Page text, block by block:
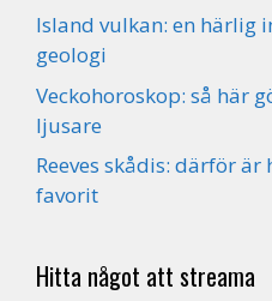
Island vulkan: en härlig
geologi
Veckohoroskop: så här
ljusare
Reeves skådis: därför
favorit
Hitta något att streama